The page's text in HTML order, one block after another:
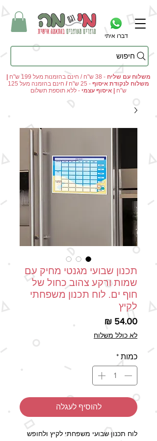
דברו איתי
חיפוש
משלוח עם שליח - 38 ש"ח / חינם בהזמנות מעל 199 ש"ח
|
משלוח לנקודת איסוף - 25 ש"ח /
חינם בהזמנה מעל 125
ש"ח | איסוף עצמי - ללא תוספת תשלום
תכנון שבועי מגנטי מחיק עם
שמות ורקע צהוב כחול של
חוף ים. לוח תכנון משפחתי
לקיץ
לא כולל משלוח
כמות *
להוסיף לעגלה
לוח תכנון שבועי משפחתי לקיץ ולחופש